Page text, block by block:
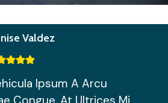
Valdez
Ipsum A Arcu